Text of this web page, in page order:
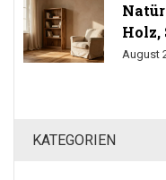
Holz,
August
KATEGORIEN